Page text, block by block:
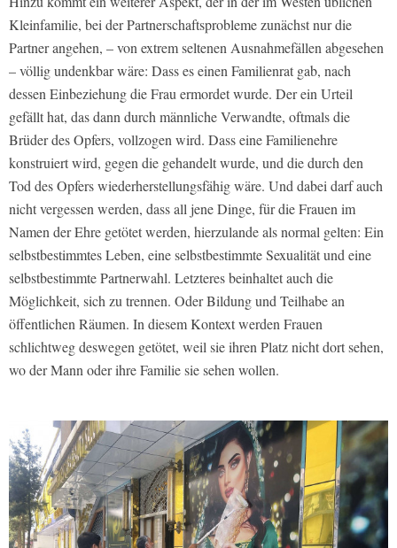
Kleinfamilie, bei der Partnerschaftsprobleme zunächst nur die
Partner angehen, – von extrem seltenen Ausnahmefällen abgesehen
– völlig undenkbar wäre: Dass es einen Familienrat gab, nach
dessen Einbeziehung die Frau ermordet wurde. Der ein Urteil
gefällt hat, das dann durch männliche Verwandte, oftmals die
Brüder des Opfers, vollzogen wird. Dass eine Familienehre
konstruiert wird, gegen die gehandelt wurde, und die durch den
Tod des Opfers wiederherstellungsfähig wäre. Und dabei darf auch
nicht vergessen werden, dass all jene Dinge, für die Frauen im
Namen der Ehre getötet werden, hierzulande als normal gelten: Ein
selbstbestimmtes Leben, eine selbstbestimmte Sexualität und eine
selbstbestimmte Partnerwahl. Letzteres beinhaltet auch die
Möglichkeit, sich zu trennen. Oder Bildung und Teilhabe an
öffentlichen Räumen. In diesem Kontext werden Frauen
schlichtweg deswegen getötet, weil sie ihren Platz nicht dort sehen,
wo der Mann oder ihre Familie sie sehen wollen.